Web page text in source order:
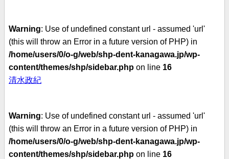
Warning: Use of undefined constant url - assumed 'url'
(this will throw an Error in a future version of PHP) in
/home/users/0/o-g/web/shp-dent-kanagawa.jp/wp-
content/themes/shp/sidebar.php on line 16
清水政紀
Warning: Use of undefined constant url - assumed 'url'
(this will throw an Error in a future version of PHP) in
/home/users/0/o-g/web/shp-dent-kanagawa.jp/wp-
content/themes/shp/sidebar.php on line 16